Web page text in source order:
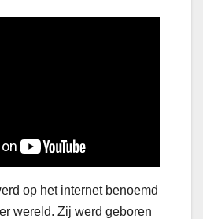
op het internet benoemd
wereld. Zij werd geboren